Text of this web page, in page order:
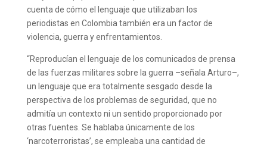
cuenta de cómo el lenguaje que utilizaban los
periodistas en Colombia también era un factor de
violencia, guerra y enfrentamientos.
“Reproducían el lenguaje de los comunicados de prensa
de las fuerzas militares sobre la guerra –señala Arturo–,
un lenguaje que era totalmente sesgado desde la
perspectiva de los problemas de seguridad, que no
admitía un contexto ni un sentido proporcionado por
otras fuentes. Se hablaba únicamente de los
‘narcoterroristas’, se empleaba una cantidad de